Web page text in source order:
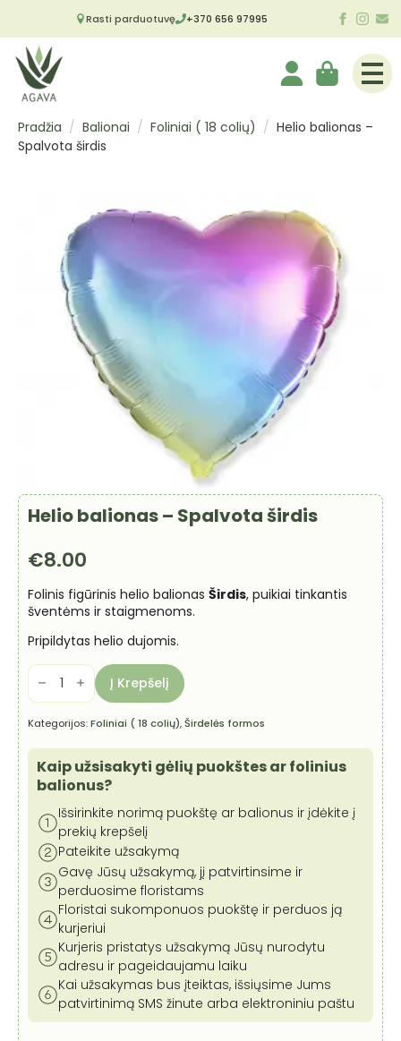
Rasti parduotuvę +370 656 97995
Pradžia Balionai Foliniai ( 18 colių)
Helio balionas –
Spalvota širdis
Helio balionas – Spalvota širdis
€8.00
Folinis figūrinis helio balionas Širdis, puikiai tinkantis
šventėms ir staigmenoms.
Pripildytas helio dujomis.
produkto
kiekis:
Helio
balionas
-
Spalvota
širdis
Į Krepšelį
Kategorijos:Foliniai ( 18 colių),Širdelės formos
Kaip užsisakyti gėlių puokštes ar folinius
balionus?
Išsirinkite norimą puokštę ar balionus ir įdėkite į
prekių krepšelį
Pateikite užsakymą
Gavę Jūsų užsakymą, jį patvirtinsime ir
perduosime floristams
Floristai sukomponuos puokštę ir perduos ją
kurjeriui
Kurjeris pristatys užsakymą Jūsų nurodytu
adresu ir pageidaujamu laiku
Kai užsakymas bus įteiktas, išsiųsime Jums
patvirtinimą SMS žinute arba elektroniniu paštu